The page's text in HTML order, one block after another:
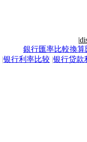
|
銀行匯率比較換算
|银行利率比较 |银行贷款